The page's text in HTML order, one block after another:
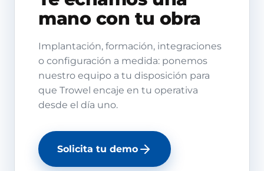
mano con tu obra
Implantación, formación, integraciones
o configuración a medida: ponemos
nuestro equipo a tu disposición para
que Trowel encaje en tu operativa
desde el día uno.
Solicita tu demo